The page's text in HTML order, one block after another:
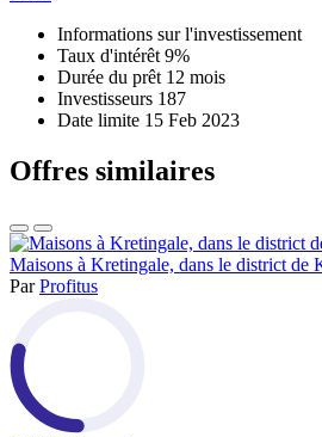
Informations sur l'investissement
Taux d'intérêt 9%
Durée du prêt 12 mois
Investisseurs 187
Date limite 15 Feb 2023
Offres similaires
Maisons à Kretingale, dans le district de
ParProfitus